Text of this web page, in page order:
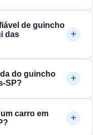
de guincho
das
do guincho
carro em